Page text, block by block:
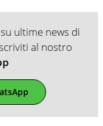
ultime news di
al nostro